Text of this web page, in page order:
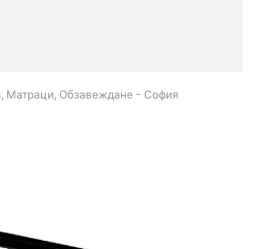
Матраци, Обзавеждане - София